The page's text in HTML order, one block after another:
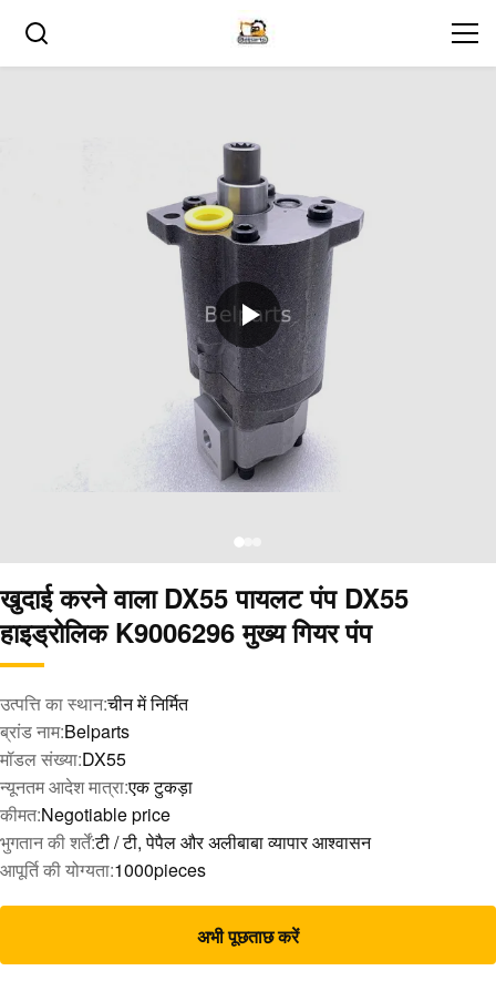
खुदाई करने वाला DX55 पायलट पंप DX55
हाइड्रोलिक K9006296 मुख्य गियर पंप
उत्पत्ति का स्थान:चीन में निर्मित
ब्रांड नाम:Belparts
मॉडल संख्या:DX55
न्यूनतम आदेश मात्रा:एक टुकड़ा
कीमत:Negotiable price
भुगतान की शर्तें:टी / टी, पेपैल और अलीबाबा व्यापार आश्वासन
आपूर्ति की योग्यता:1000pieces
अभी पूछताछ करें